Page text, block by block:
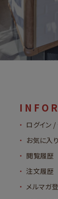
ログイン
お気に入
閲覧履歴
注文履歴
メルマガ